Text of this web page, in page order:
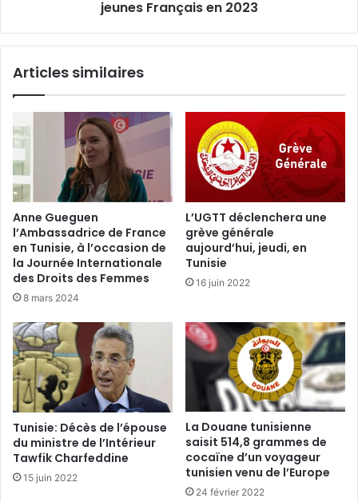
jeunes Français en 2023
Articles similaires
Anne Gueguen
l’Ambassadrice de France
en Tunisie, à l’occasion de
la Journée Internationale
des Droits des Femmes
8 mars 2024
L’UGTT déclenchera une
grève générale
aujourd’hui, jeudi, en
Tunisie
16 juin 2022
Tunisie: Décès de l’épouse
du ministre de l’Intérieur
Tawfik Charfeddine
15 juin 2022
La Douane tunisienne
saisit 514,8 grammes de
cocaïne d’un voyageur
tunisien venu de l’Europe
24 février 2022